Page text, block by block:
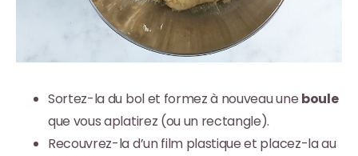
Sortez-la du bol et formez à nouveau une boule
que vous aplatirez (ou un rectangle).
Recouvrez-la d’un film plastique et placez-la au